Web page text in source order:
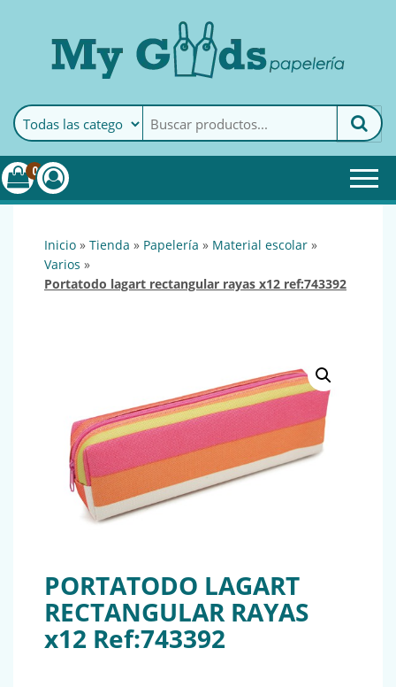
MyGoods · PapeleríaMy Goods es tu papelería
online de confianza. Podrás
encontrar todo lo necesario
0
inicio » tienda » papelería » material escolar »
varios »
portatodo lagart rectangular rayas x12 ref:743392
PORTATODO LAGART
RECTANGULAR RAYAS
x12 Ref:743392